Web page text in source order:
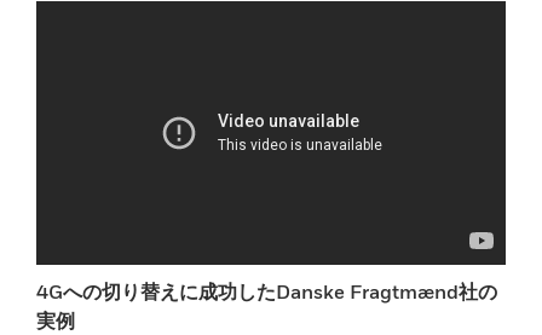
4Gへの切り替えに成功したDanske Fragtmænd社の
実例